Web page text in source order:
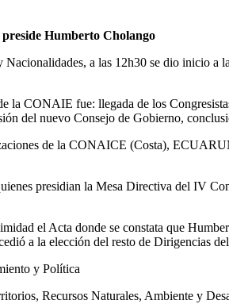
preside Humberto Cholango
a las 12h30 se dio inicio
la CONAIE fue: llegada de los
del nuevo Consejo de Gobierno,
de la CONAICE (Costa),
presidian la Mesa Directiva del IV
el Acta donde se constata que
a la elección del resto de Dirigencias
y Política
Recursos Naturales, Ambiente y